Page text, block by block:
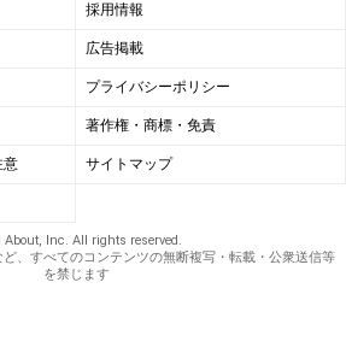
採用情報
広告掲載
プライバシーポリシー
著作権・商標・免責
意 サイトマップ
Inc. All rights reserved.
、すべてのコンテンツの無断複写・転載・公衆送信等
を禁じます